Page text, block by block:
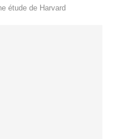
étude de Harvard